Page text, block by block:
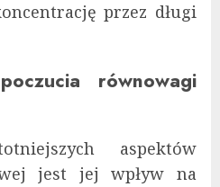
przez długi
równowagi
aspektów
jest jej wpływ na